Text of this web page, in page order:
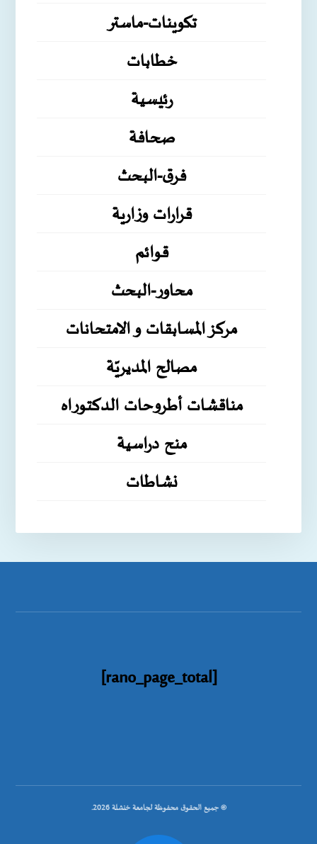
تكوينات-ماستر
خطابات
رئيسية
صحافة
فرق-البحث
قرارات وزارية
قوائم
محاور-البحث
مركز المسابقات و الامتحانات
مصالح المديريّة
مناقشات أطروحات الدكتوراه
منح دراسية
نشاطات
[rano_page_total]
© جميع الحقوق محفوظة لجامعة خنشلة 2026.